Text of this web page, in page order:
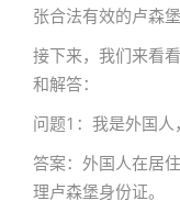
张合法有效的卢森
接下来，我们来看
和解答：
问题1：我是外国人
答案：外国人在居
理卢森堡身份证。